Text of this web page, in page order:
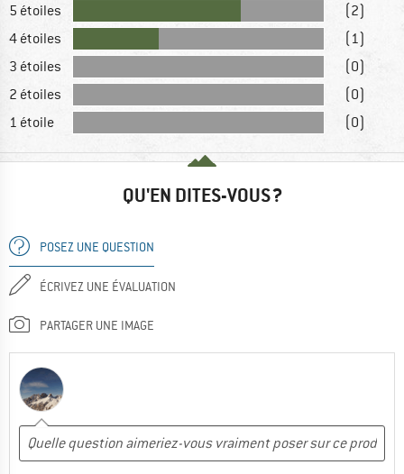
5 étoiles
(2)
4 étoiles
(1)
3 étoiles
(0)
2 étoiles
(0)
1 étoile
(0)
QU'EN DITES-VOUS ?
POSEZ UNE QUESTION
ÉCRIVEZ UNE ÉVALUATION
PARTAGER UNE IMAGE